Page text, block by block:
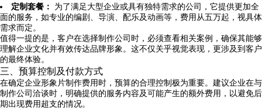
定制套餐： 为了满足大型企业或具有独特需求的公司，它提供更加全
面的服务，如专业的编剧、导演、配乐及动画等，费用从五万起，视具体
需求而定。
值得一提的是，客户在选择制作公司时，必须查看相关案例，确保其能够
理解企业文化并有效传达品牌形象。这不仅关乎视觉表现，更涉及到客户
的最终体验。
三、预算控制及付款方式
在确定企业形象片制作费用时，预算的合理控制极为重要。建议企业在与
制作公司洽谈时，明确提供的服务内容及可能产生的额外费用，以避免后
期出现费用超支的情况。